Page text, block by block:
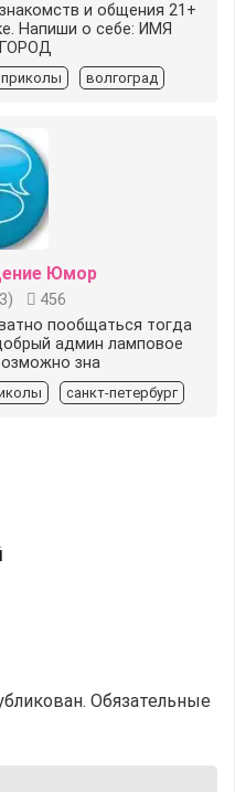
и общения 21+
Напиши о себе: ИМЯ
приколы волгоград
Юмор
3)
456
пообщаться тогда
админ ламповое
зна
санкт-петербург
Обязательные